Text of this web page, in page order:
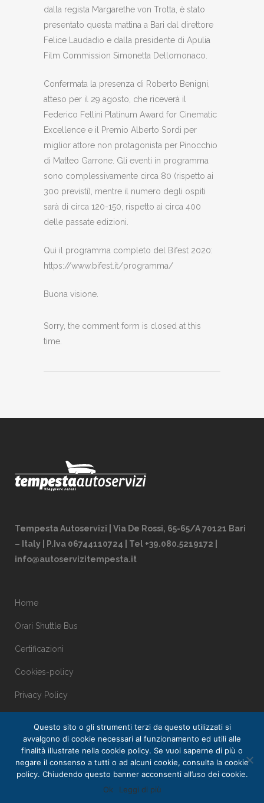
dalla regista Margarethe von Trotta, è stato
presentato questa mattina a Bari dal direttore
Felice Laudadio e dalla presidente di Apulia
Film Commission Simonetta Dellomonaco.
Confermata la presenza di Roberto Benigni,
atteso per il 29 agosto, che riceverà il
Federico Fellini Platinum Award for Cinematic
Excellence e il Premio Alberto Sordi per
miglior attore non protagonista per Pinocchio
di Matteo Garrone. Gli eventi in programma
sono complessivamente circa 80 (rispetto ai
300 previsti), mentre il numero degli ospiti
sarà di circa 120-150, rispetto ai circa 400
delle passate edizioni.
Qui il programma completo del Bifest 2020:
https://www.bifest.it/programma/
Buona visione.
Sorry, the comment form is closed at this
time.
Tempesta Autoservizi | Via De Rossi, 65-65/A 70121 Bari
– Italy | P.Iva 06744110724 | Tel +39.080.5219172 |
info@autoservizitempesta.it
Home
Orari Shuttle Bus
Certificazioni
Cookies-policy
Privacy Policy
Questo sito o gli strumenti terzi da questo utilizzati si
avvalgono di cookie necessari al funzionamento ed utili alle
finalità illustrate nella cookie policy. Se vuoi saperne di più o
negare il consenso a tutti o ad alcuni cookie, consulta la cookie
policy. Chiudendo questo banner acconsenti all’uso dei cookie.
Ok
Leggi di più